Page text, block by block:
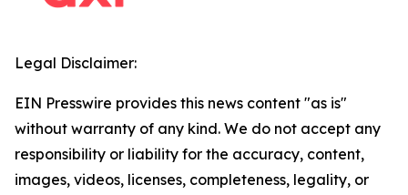
Legal Disclaimer:
EIN Presswire provides this news content "as is"
without warranty of any kind. We do not accept any
responsibility or liability for the accuracy, content,
images, videos, licenses, completeness, legality, or